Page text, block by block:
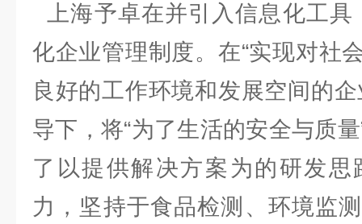
上海予卓在并引入信息化工具
化企业管理制度。在“实现对社
良好的工作环境和发展空间的
导下，将“为了生活的安全与质
了以提供解决方案为的研发
力，坚持于食品检测、环境监